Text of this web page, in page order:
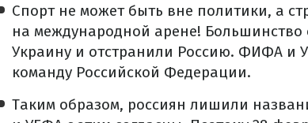
Спорт не может быть вне политики, а
на международной арене!
Украину и отстранили Россию. ФИФА и
команду Российской Федерации.
Таким образом, россиян лишили